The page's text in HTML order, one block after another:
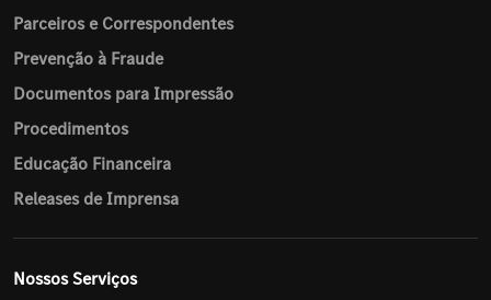
Parceiros e Correspondentes
Prevenção à Fraude
Documentos para Impressão
Procedimentos
Educação Financeira
Releases de Imprensa
Nossos Serviços